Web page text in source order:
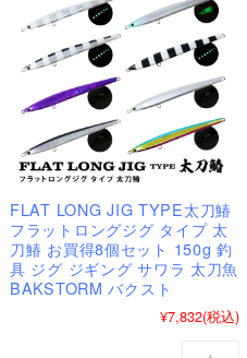
FLAT LONG JIG TYPE太刀鰆
フラットロングジグ タイプ 太
刀鰆 お買得8個セット 150g 釣
具 ジグ ジギング サワラ 太刀魚
BAKSTORM バクスト
¥7,832(税込)